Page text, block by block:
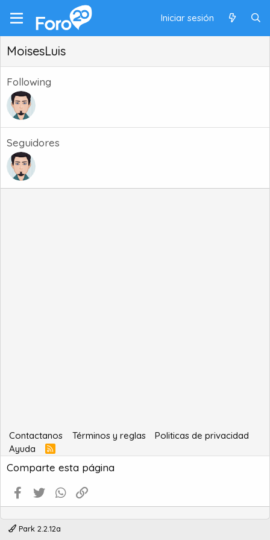
Iniciar sesión
MoisesLuis
Following
Seguidores
Contactanos Términos y reglas
Politicas de privacidad
Ayuda
R
S
S
Comparte esta página
Facebook
Twitter WhatsApp
Park 2.2.12a